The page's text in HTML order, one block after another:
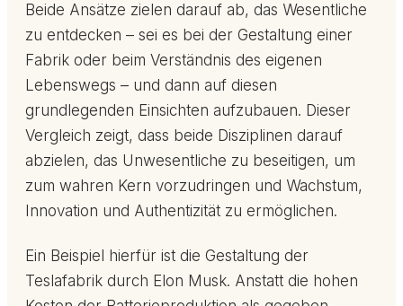
Beide Ansätze zielen darauf ab, das Wesentliche
zu entdecken – sei es bei der Gestaltung einer
Fabrik oder beim Verständnis des eigenen
Lebenswegs – und dann auf diesen
grundlegenden Einsichten aufzubauen. Dieser
Vergleich zeigt, dass beide Disziplinen darauf
abzielen, das Unwesentliche zu beseitigen, um
zum wahren Kern vorzudringen und Wachstum,
Innovation und Authentizität zu ermöglichen.
Ein Beispiel hierfür ist die Gestaltung der
Teslafabrik durch Elon Musk. Anstatt die hohen